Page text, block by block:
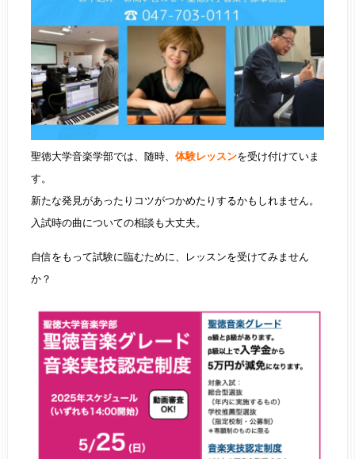
聖徳大学音楽学部では、随時、体験レッスンを受け付けていま
す。
新たな発見があったりコツがつかめたりするかもしれません。
入試時の曲についての相談も大丈夫。
自信をもって試験に臨むために、レッスンを受けてみません
か？